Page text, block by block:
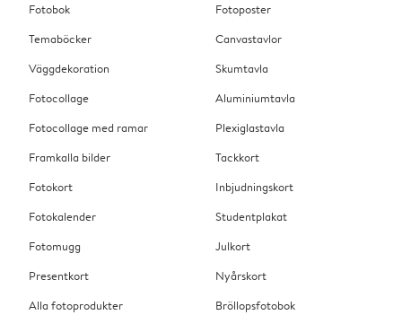
Fotobok
Temaböcker
Väggdekoration
Fotocollage
Fotocollage med ramar
Framkalla bilder
Fotokort
Fotokalender
Fotomugg
Presentkort
Alla fotoprodukter
Fotoposter
Canvastavlor
Skumtavla
Aluminiumtavla
Plexiglastavla
Tackkort
Inbjudningskort
Studentplakat
Julkort
Nyårskort
Bröllopsfotobok